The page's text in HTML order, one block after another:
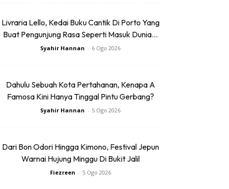
Livraria Lello, Kedai Buku Cantik Di Porto Yang
Buat Pengunjung Rasa Seperti Masuk Dunia...
Syahir Hannan - 6 Ogo 2026
Dahulu Sebuah Kota Pertahanan, Kenapa A
Famosa Kini Hanya Tinggal Pintu Gerbang?
Syahir Hannan - 5 Ogo 2026
Dari Bon Odori Hingga Kimono, Festival Jepun
Warnai Hujung Minggu Di Bukit Jalil
Fiezreen - 5 Ogo 2026